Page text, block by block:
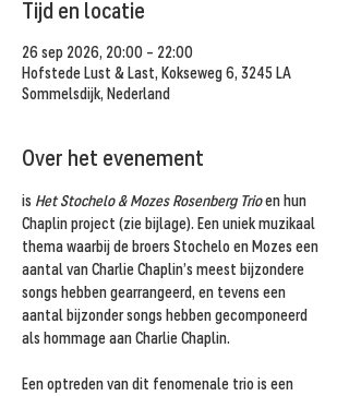
Tijd en locatie
26 sep 2026, 20:00 – 22:00
Hofstede Lust & Last, Kokseweg 6, 3245 LA
Sommelsdijk, Nederland
Over het evenement
is Het Stochelo & Mozes Rosenberg Trio en hun
Chaplin project (zie bijlage). Een uniek muzikaal
thema waarbij de broers Stochelo en Mozes een
aantal van Charlie Chaplin’s meest bijzondere
songs hebben gearrangeerd, en tevens een
aantal bijzonder songs hebben gecomponeerd
als hommage aan Charlie Chaplin.
Een optreden van dit fenomenale trio is een